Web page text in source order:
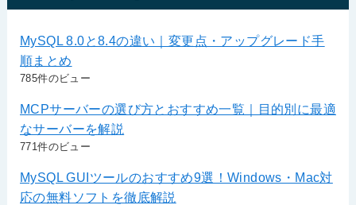
MySQL 8.0と8.4の違い｜変更点・アップグレード手
順まとめ
785件のビュー
MCPサーバーの選び方とおすすめ一覧｜目的別に最適
なサーバーを解説
771件のビュー
MySQL GUIツールのおすすめ9選！Windows・Mac対
応の無料ソフトを徹底解説